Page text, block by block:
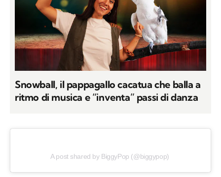
Snowball, il pappagallo cacatua che balla a
ritmo di musica e “inventa” passi di danza
A post shared by BiggyPop (@biggypop)